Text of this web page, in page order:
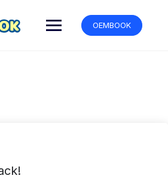
OEMBOOK